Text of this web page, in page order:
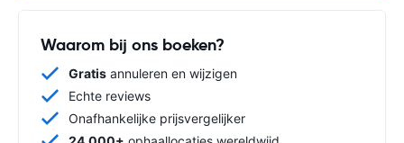
Waarom bij ons boeken?
Gratis annuleren en wijzigen
Echte reviews
Onafhankelijke prijsvergelijker